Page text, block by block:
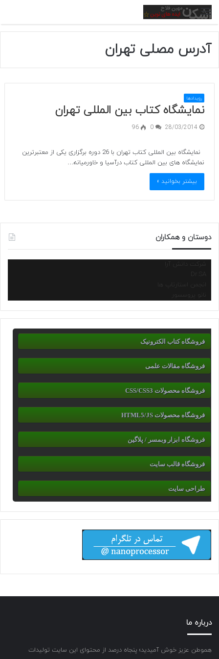
منو
آدرس مصلی تهران
رویدادها
نمایشگاه کتاب بین المللی تهران
28/03/2014
0
96
نمایشگاه بین المللی کتاب تهران با 26 دوره برگزاری یکی از معتبرترین
نمایشگاه های بین المللی کتاب درآسیا و خاورمیانه…
بیشتر بخوانید »
دوستان و همکاران
شرکت دانش آرا
انجمن استارتاپ ها
نانو پروسسور
فروشگاه کتاب الکترونیک
فروشگاه مقالات علمی
فروشگاه محصولات CSS/CSS3
فروشگاه محصولات HTML5/JS
فروشگاه ابزار وبمسر / پلاگین
فروشگاه قالب سایت
طراحی سایت
درباره ما
هموطن عزیز خوش آمیدید؛ پنجاه درصد از محتوای این سایت تولیدات